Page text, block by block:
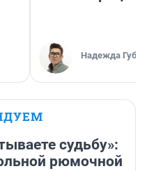
Надежда
судьбу»:
рюмочной